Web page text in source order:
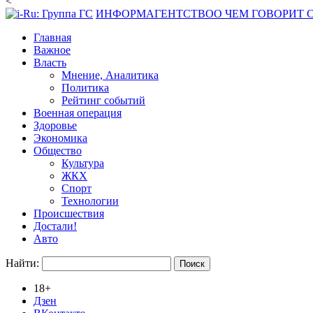
ИНФОРМАГЕНТСТВОО ЧЕМ ГОВОРИТ
Главная
Важное
Власть
Мнение, Аналитика
Политика
Рейтинг событий
Военная операция
Здоровье
Экономика
Общество
Культура
ЖКХ
Спорт
Технологии
Происшествия
Достали!
Авто
Найти:
18+
Дзен